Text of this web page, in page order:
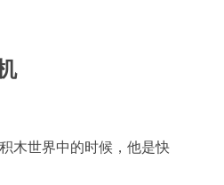
木世界中的时候，他是快